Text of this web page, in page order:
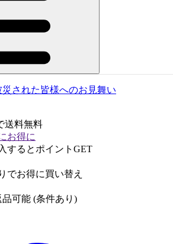
された皆様へのお見舞い
送料無料
お得に
するとポイントGET
でお得に買い替え
可能 (条件あり)